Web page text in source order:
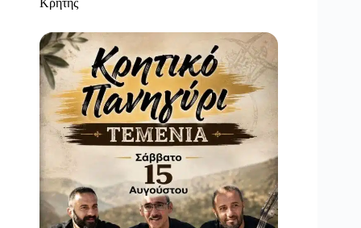
Κρήτης